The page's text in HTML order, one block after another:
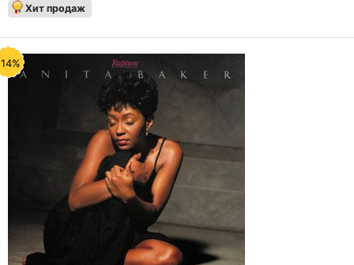
Хит продаж